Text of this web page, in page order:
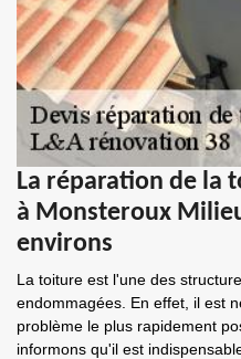
La réparation de la
à Monsteroux
environs
La toiture est l'une des
endommagées. En effet, il est
problème le plus rapidement
informons qu'il est